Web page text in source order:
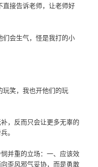
直接告诉老师，让老师好
们会生气，怪是我打的小
玩笑，我也开他们的玩
，反而只会让更多无辜的
。
并重的立场：一、应该效
歪风邪气妥协，而是勇敢